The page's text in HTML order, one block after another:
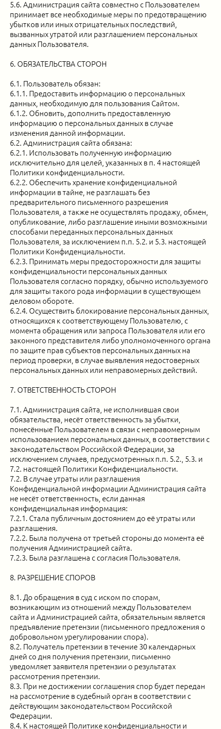
5.6. Администрация сайта совместно с Пользователем
принимает все необходимые меры по предотвращению
убытков или иных отрицательных последствий,
вызванных утратой или разглашением персональных
данных Пользователя.
6. ОБЯЗАТЕЛЬСТВА СТОРОН
6.1. Пользователь обязан:
6.1.1. Предоставить информацию о персональных
данных, необходимую для пользования Сайтом.
6.1.2. Обновить, дополнить предоставленную
информацию о персональных данных в случае
изменения данной информации.
6.2. Администрация сайта обязана:
6.2.1. Использовать полученную информацию
исключительно для целей, указанных в п. 4 настоящей
Политики конфиденциальности.
6.2.2. Обеспечить хранение конфиденциальной
информации в тайне, не разглашать без
предварительного письменного разрешения
Пользователя, а также не осуществлять продажу, обмен,
опубликование, либо разглашение иными возможными
способами переданных персональных данных
Пользователя, за исключением п.п. 5.2. и 5.3. настоящей
Политики Конфиденциальности.
6.2.3. Принимать меры предосторожности для защиты
конфиденциальности персональных данных
Пользователя согласно порядку, обычно используемого
для защиты такого рода информации в существующем
деловом обороте.
6.2.4. Осуществить блокирование персональных данных,
относящихся к соответствующему Пользователю, с
момента обращения или запроса Пользователя или его
законного представителя либо уполномоченного органа
по защите прав субъектов персональных данных на
период проверки, в случае выявления недостоверных
персональных данных или неправомерных действий.
7. ОТВЕТСТВЕННОСТЬ СТОРОН
7.1. Администрация сайта, не исполнившая свои
обязательства, несёт ответственность за убытки,
понесённые Пользователем в связи с неправомерным
использованием персональных данных, в соответствии с
законодательством Российской Федерации, за
исключением случаев, предусмотренных п.п. 5.2., 5.3. и
7.2. настоящей Политики Конфиденциальности.
7.2. В случае утраты или разглашения
Конфиденциальной информации Администрация сайта
не несёт ответственность, если данная
конфиденциальная информация:
7.2.1. Стала публичным достоянием до её утраты или
разглашения.
7.2.2. Была получена от третьей стороны до момента её
получения Администрацией сайта.
7.2.3. Была разглашена с согласия Пользователя.
8. РАЗРЕШЕНИЕ СПОРОВ
8.1. До обращения в суд с иском по спорам,
возникающим из отношений между Пользователем
сайта и Администрацией сайта, обязательным является
предъявление претензии (письменного предложения о
добровольном урегулировании спора).
8.2. Получатель претензии в течение 30 календарных
дней со дня получения претензии, письменно
уведомляет заявителя претензии о результатах
рассмотрения претензии.
8.3. При не достижении соглашения спор будет передан
на рассмотрение в судебный орган в соответствии с
действующим законодательством Российской
Федерации.
8.4. К настоящей Политике конфиденциальности и